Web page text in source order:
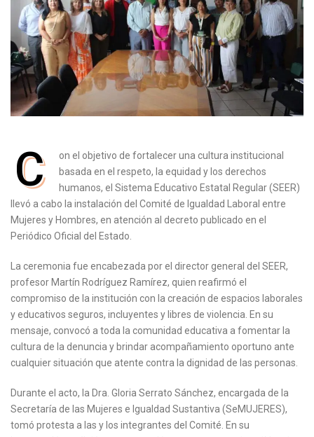
C
on el objetivo de fortalecer una cultura institucional
basada en el respeto, la equidad y los derechos
humanos, el Sistema Educativo Estatal Regular (SEER)
llevó a cabo la instalación del Comité de Igualdad Laboral entre
Mujeres y Hombres, en atención al decreto publicado en el
Periódico Oficial del Estado.
La ceremonia fue encabezada por el director general del SEER,
profesor Martín Rodríguez Ramírez, quien reafirmó el
compromiso de la institución con la creación de espacios laborales
y educativos seguros, incluyentes y libres de violencia. En su
mensaje, convocó a toda la comunidad educativa a fomentar la
cultura de la denuncia y brindar acompañamiento oportuno ante
cualquier situación que atente contra la dignidad de las personas.
Durante el acto, la Dra. Gloria Serrato Sánchez, encargada de la
Secretaría de las Mujeres e Igualdad Sustantiva (SeMUJERES),
tomó protesta a las y los integrantes del Comité. En su